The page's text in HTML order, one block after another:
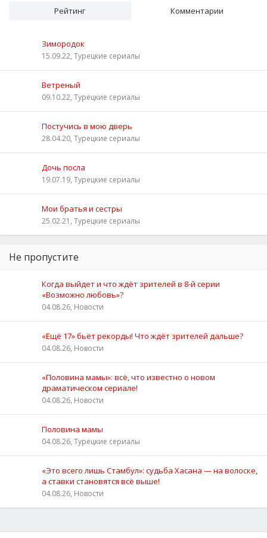
Рейтинг Комментарии
Зимородок
15.09.22, Турецкие сериалы
Ветреный
09.10.22, Турецкие сериалы
Постучись в мою дверь
28.04.20, Турецкие сериалы
Дочь посла
19.07.19, Турецкие сериалы
Мои братья и сестры
25.02.21, Турецкие сериалы
Не пропустите
Когда выйдет и что ждёт зрителей в 8-й серии
«Возможно любовь»?
04.08.26, Новости
«Ещё 17» бьёт рекорды! Что ждёт зрителей дальше?
04.08.26, Новости
«Половина мамы»: всё, что известно о новом
драматическом сериале!
04.08.26, Новости
Половина мамы
04.08.26, Турецкие сериалы
«Это всего лишь Стамбул»: судьба Хасана — на волоске,
а ставки становятся всё выше!
04.08.26, Новости